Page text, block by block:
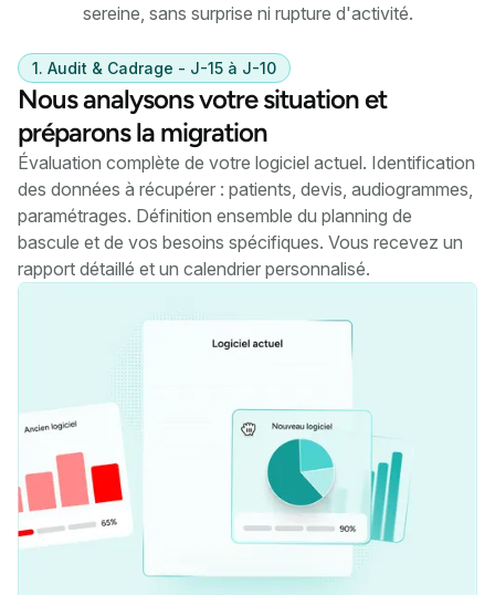
sereine, sans surprise ni rupture d'activité.
1. Audit & Cadrage - J-15 à J-10
Nous analysons votre situation et
préparons la migration
Évaluation complète de votre logiciel actuel. Identification
des données à récupérer : patients, devis, audiogrammes,
paramétrages. Définition ensemble du planning de
bascule et de vos besoins spécifiques. Vous recevez un
rapport détaillé et un calendrier personnalisé.